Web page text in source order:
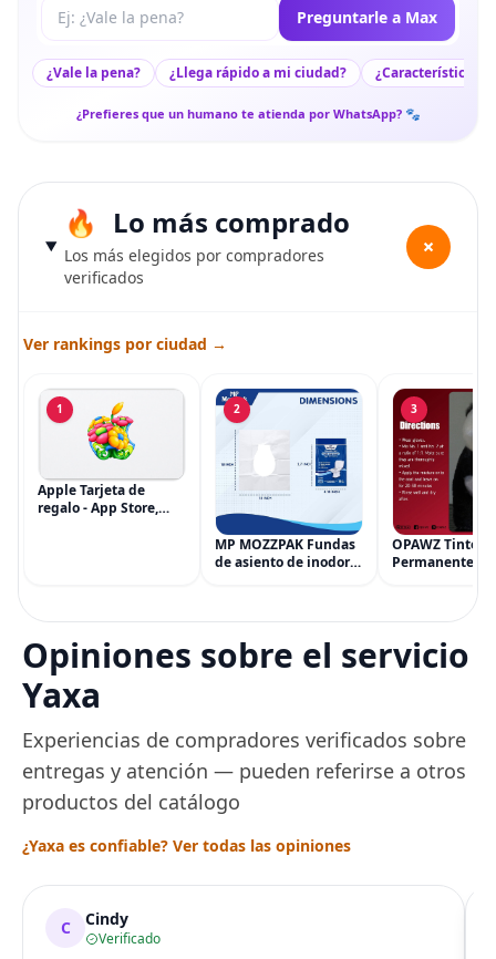
Tu pregunta a Max Preguntarle a Max
¿Vale la pena? ¿Llega rápido a mi ciudad? ¿Características
¿Prefieres que un humano te atienda por WhatsApp? 🐾
Lo más comprado
Los más elegidos por compradores
verificados
+
Ver rankings por ciudad →
1
Apple Tarjeta de
regalo - App Store,
2
MP MOZZPAK Fundas
de asiento de inodoro
para entrenamiento
3
OPAWZ Tinte
Permanente
Tinte para
Peluquería
una Década,
Opiniones sobre el servicio
Yaxa
Experiencias de compradores verificados sobre
entregas y atención — pueden referirse a otros
productos del catálogo
¿Yaxa es confiable? Ver todas las opiniones
C Cindy
Verificado